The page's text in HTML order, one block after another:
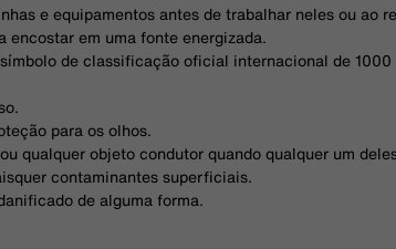
e equipamentos antes de trabalhar neles ou
encostar em uma fonte energizada.
de classificação oficial internacional de
para os olhos.
qualquer objeto condutor quando qualquer um
contaminantes superficiais.
de alguma forma.